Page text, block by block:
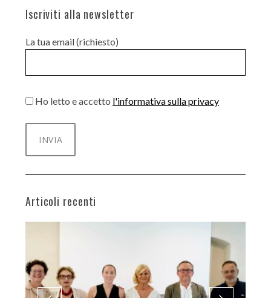
Iscriviti alla newsletter
La tua email (richiesto)
Ho letto e accetto l'informativa sulla privacy
Articoli recenti